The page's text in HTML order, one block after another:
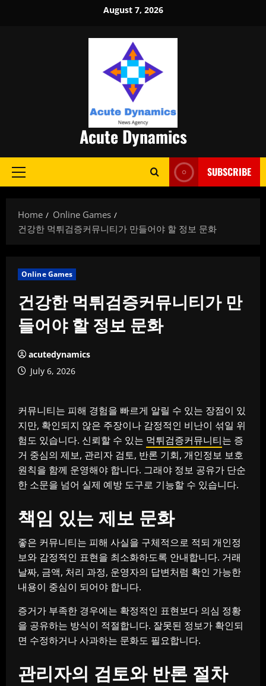
August 7, 2026
Acute Dynamics
Primary
SUBSCRIBE
Home
Online Games
건강한 먹튀검증커뮤니티가 만들어야 할 정보 문화
Online Games
건강한 먹튀검증커뮤니티가 만
들어야 할 정보 문화
acutedynamics
July 6, 2026
커뮤니티는 피해 경험을 빠르게 알릴 수 있는 장점이 있
지만, 확인되지 않은 주장이나 감정적인 비난이 섞일 위
험도 있습니다. 신뢰할 수 있는 먹튀검증커뮤니티는 증
거 중심의 제보, 관리자 검토, 반론 기회, 개인정보 보호
원칙을 함께 운영해야 합니다. 그래야 정보 공유가 단순
한 소문을 넘어 실제 예방 도구로 기능할 수 있습니다.
책임 있는 제보 문화
좋은 커뮤니티는 피해 사실을 구체적으로 적되 개인정
보와 감정적인 표현을 최소화하도록 안내합니다. 거래
날짜, 금액, 처리 과정, 운영자의 답변처럼 확인 가능한
내용이 중심이 되어야 합니다.
증거가 부족한 경우에는 확정적인 표현보다 의심 정황
을 공유하는 방식이 적절합니다. 잘못된 정보가 확인되
면 수정하거나 사과하는 문화도 필요합니다.
관리자의 검토와 반론 절차